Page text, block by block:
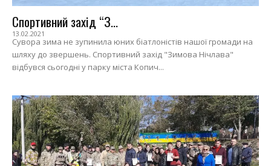
Спортивний захід “З...
13.02.2021
Сувора зима не зупинила юних біатлоністів нашої громади на
шляху до звершень. Спортивний захід "Зимова Нічлава"
відбувся сьогодні у парку міста Копич...